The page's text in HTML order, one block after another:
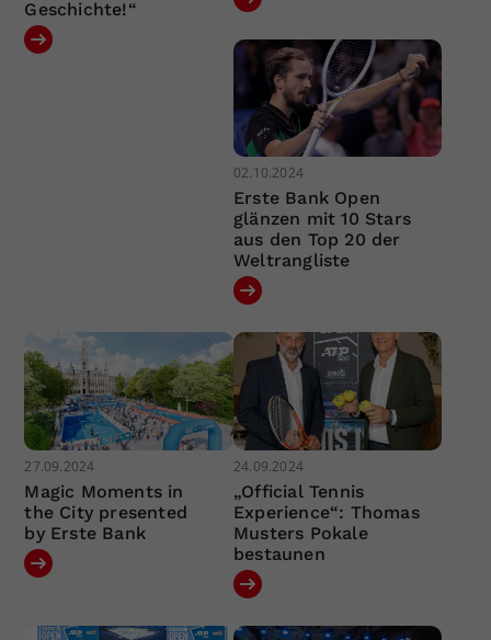
Geschichte!“
02.10.2024
Erste Bank Open
glänzen mit 10 Stars
aus den Top 20 der
Weltrangliste
27.09.2024
Magic Moments in
the City presented
by Erste Bank
24.09.2024
„Official Tennis
Experience“: Thomas
Musters Pokale
bestaunen